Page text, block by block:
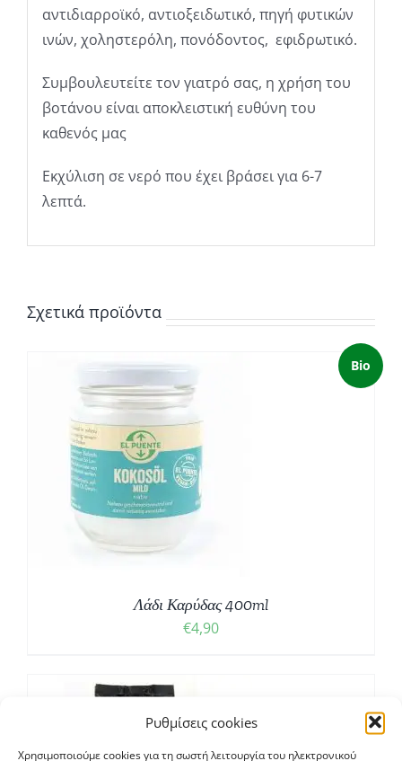
Ρυθμίσεις cookies
Χρησιμοποιούμε cookies για τη σωστή λειτουργία του ηλεκτρονικού
αντιδιαρροϊκό, αντιοξειδωτικό, πηγή φυτικών
ινών, χοληστερόλη, πονόδοντος, εφιδρωτικό.
Συμβουλευτείτε τον γιατρό σας, η χρήση του
βοτάνου είναι αποκλειστική ευθύνη του
καθενός μας
Εκχύλιση σε νερό που έχει βράσει για 6-7
λεπτά.
Σχετικά προϊόντα
Bio
Λάδι Καρύδας 400ml
€4,90